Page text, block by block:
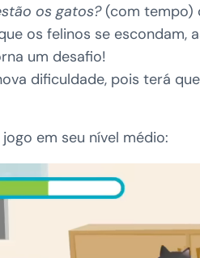
os gatos? (com tempo)
os felinos se escondam,
um desafio!
dificuldade, pois terá
em seu nível médio: